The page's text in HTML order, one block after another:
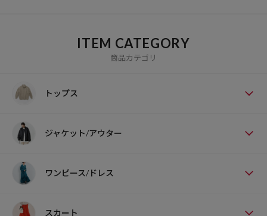
ITEM CATEGORY
商品カテゴリ
トップス
ジャケット/アウター
ワンピース/ドレス
スカート